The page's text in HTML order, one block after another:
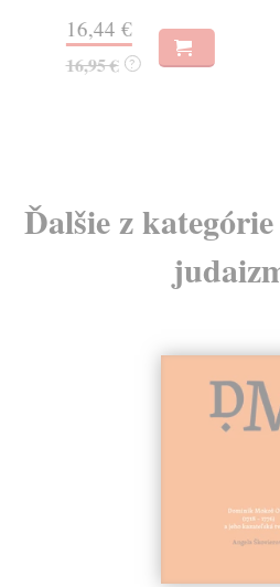
16,44 €
16,95 € ?
Ďalšie z